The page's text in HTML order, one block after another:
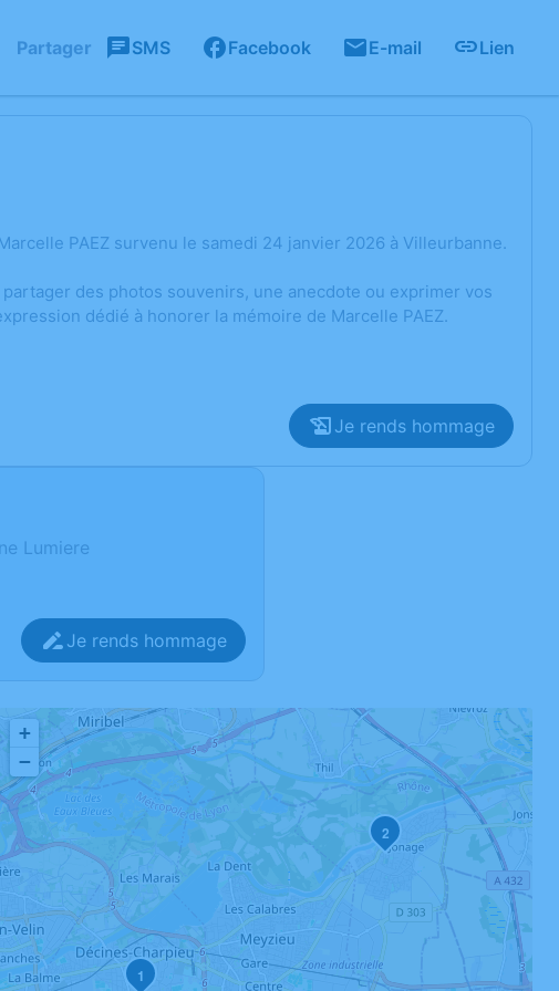
Partager SMS Facebook E-mail Lien
PAEZ survenu le samedi 24 janvier 2026 à Villeurbanne.
des photos souvenirs, une anecdote ou exprimer vos
dédié à honorer la mémoire de Marcelle PAEZ.
Je rends hommage
Lumiere
Je rends hommage
1
2
+
−